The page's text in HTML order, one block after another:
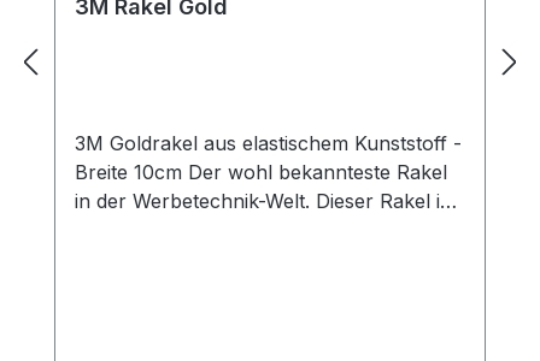
3M Rakel Gold
3M Goldrakel aus elastischem Kunststoff -
Breite 10cm Der wohl bekannteste Rakel
in der Werbetechnik-Welt. Dieser Rakel ist